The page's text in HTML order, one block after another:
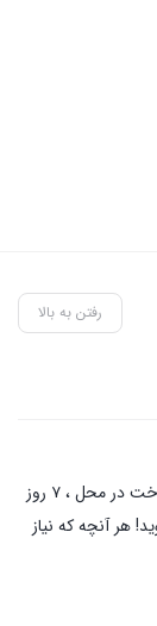
رفتن به بالا
این فروشگاه آنلاین با مدیریت آقای حمزه نیکخواه بهرامی با دو دهه فعالیت در زمینه کالای برق و الکترونیک در خیابان لاله زار تهران ، از نام آشنا ترین کسبه در بازار برق و الکترونیک کشور، با پایبندی به سه اصل کلیدی، پرداخت در محل ، ۷ روز
هر آنچه که نیاز